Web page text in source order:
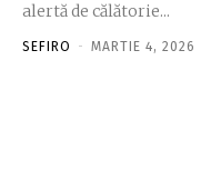
alertă de călătorie...
SEFIRO - MARTIE 4, 2026